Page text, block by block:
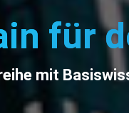
für
mit